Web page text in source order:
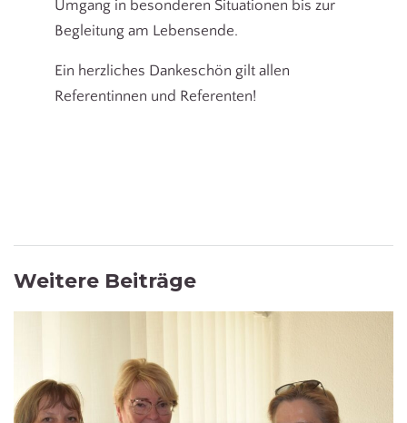
Umgang in besonderen Situationen bis zur
Begleitung am Lebensende.
Ein herzliches Dankeschön gilt allen
Referentinnen und Referenten!
Weitere Beiträge